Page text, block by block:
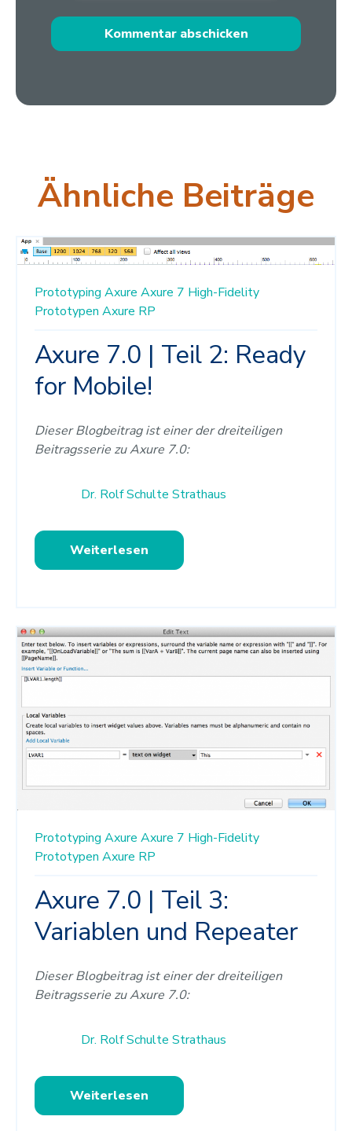
Ähnliche Beiträge
Prototyping Axure Axure 7 High-Fidelity
Prototypen Axure RP
Axure 7.0 | Teil 2: Ready
for Mobile!
Dieser Blogbeitrag ist einer der dreiteiligen
Beitragsserie zu Axure 7.0:
Dr. Rolf Schulte Strathaus
Weiterlesen
Prototyping Axure Axure 7 High-Fidelity
Prototypen Axure RP
Axure 7.0 | Teil 3:
Variablen und Repeater
Dieser Blogbeitrag ist einer der dreiteiligen
Beitragsserie zu Axure 7.0:
Dr. Rolf Schulte Strathaus
Weiterlesen